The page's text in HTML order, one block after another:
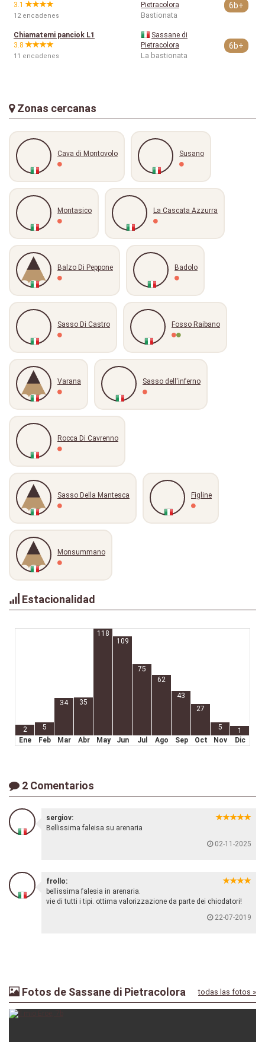
3.1
12 encadenes
Pietracolora
Bastionata
6b+
Chiamatemi panciok L1
3.8
11 encadenes
Sassane di
Pietracolora
La bastionata
6b+
Zonas cercanas
Cava di Montovolo Susano
Montasico La Cascata Azzurra
Balzo Di Peppone Badolo
Sasso Di Castro Fosso Raibano
Varana Sasso dell'inferno
Rocca Di Cavrenno
Sasso Della Mantesca Figline
Monsummano
Estacionalidad
2 5
34 35
118
109
75
62
43
27
5
1
Ene
Feb Mar Abr May Jun Jul Ago Sep Oct Nov Dic
2 Comentarios
sergiov:
Bellissima faleisa su arenaria
02-11-2025
frollo:
bellissima falesia in arenaria.
vie di tutti i tipi. ottima valorizzazione da parte dei chiodatori!
22-07-2019
Fotos de Sassane di Pietracolora todas las fotos »